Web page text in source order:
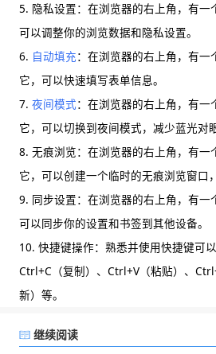
5. 隐私设置：在浏览器的右上角，有一
可以调整你的浏览数据和隐私设置。
6. 自动填充：在浏览器的右上角，有一
它，可以快速填写表单信息。
7. 夜间模式：在浏览器的右上角，有一
它，可以切换到夜间模式，减少蓝光对
8. 无痕浏览：在浏览器的右上角，有一
它，可以创建一个临时的无痕浏览窗口
9. 同步设置：在浏览器的右上角，有一
可以同步你的设置和书签到其他设备。
10. 快捷键操作：熟悉并使用快捷键可
Ctrl+C（复制）、Ctrl+V（粘贴）、
新）等。
继续阅读